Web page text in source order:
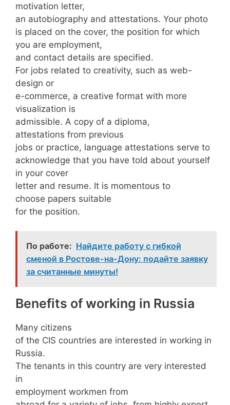
motivation letter,
an autobiography and attestations. Your photo
is placed on the cover, the position for which
you are employment,
and contact details are specified.
For jobs related to creativity, such as web-
design or
e-commerce, a creative format with more
visualization is
admissible. A copy of a diploma,
attestations from previous
jobs or practice, language attestations serve to
acknowledge that you have told about yourself
in your cover
letter and resume. It is momentous to
choose papers suitable
for the position.
По работе: Найдите работу с гибкой
сменой в Ростове-на-Дону: подайте заявку
за считанные минуты!
Benefits of working in Russia
Many citizens
of the CIS countries are interested in working in
Russia.
The tenants in this country are very interested
in
employment workmen from